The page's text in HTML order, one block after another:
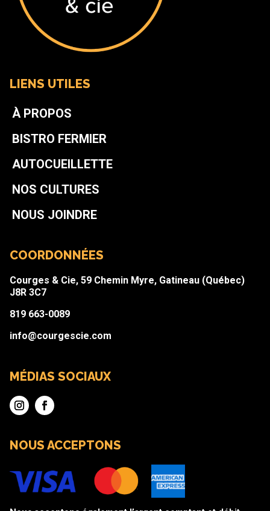
LIENS UTILES
À PROPOS
BISTRO FERMIER
AUTOCUEILLETTE
NOS CULTURES
NOUS JOINDRE
COORDONNÉES
Courges & Cie, 59 Chemin Myre, Gatineau (Québec)
J8R 3C7
819 663-0089
info@courgescie.com
MÉDIAS SOCIAUX
NOUS ACCEPTONS